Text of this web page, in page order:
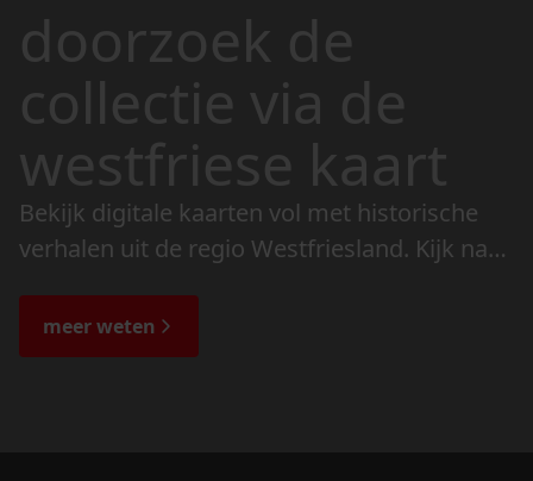
doorzoek de
collectie via de
westfriese kaart
Bekijk digitale kaarten vol met historische
verhalen uit de regio Westfriesland. Kijk naar
de bijzondere verhalen.
meer weten